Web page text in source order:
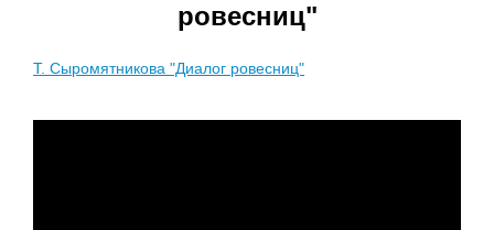
ровесниц"
Т. Сыромятникова "Диалог ровесниц"